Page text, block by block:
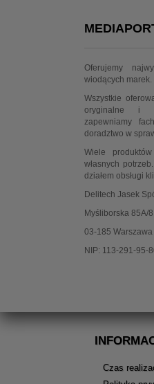
Oferujemy
wiodących marek.
Wszystkie
oryginalne i
zapewniamy
doradztwo w
Wiele
własnych
działem obsługi
Delitech Jasek
Myśliborska 85A/8
03-185 Warszawa
NIP: 113-291-95-
Czas